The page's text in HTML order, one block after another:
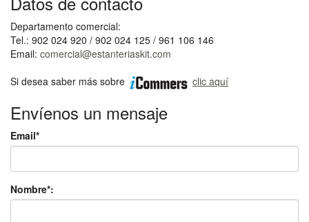
Departamento comercial:
Tel.: 902 024 920 / 902 024 125 / 961 106 146
Email: comercial@estanteriaskit.com
Si desea saber más sobre
clic aquí
Envíenos un mensaje
Email*
Nombre*: